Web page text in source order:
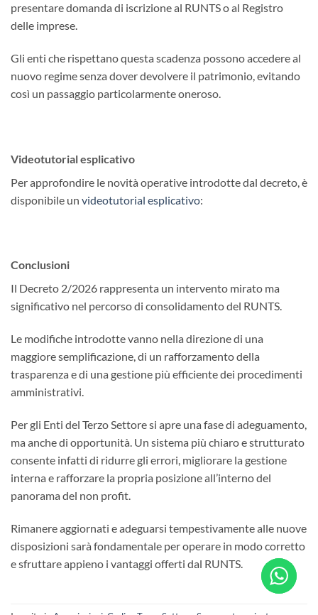
presentare domanda di iscrizione al RUNTS o al Registro
delle imprese.
Gli enti che rispettano questa scadenza possono accedere al
nuovo regime senza dover devolvere il patrimonio, evitando
così un passaggio particolarmente oneroso.
Videotutorial esplicativo
Per approfondire le novità operative introdotte dal decreto, è
disponibile un videotutorial esplicativo:
Conclusioni
Il Decreto 2/2026 rappresenta un intervento mirato ma
significativo nel percorso di consolidamento del RUNTS.
Le modifiche introdotte vanno nella direzione di una
maggiore semplificazione, di un rafforzamento della
trasparenza e di una gestione più efficiente dei procedimenti
amministrativi.
Per gli Enti del Terzo Settore si apre una fase di adeguamento,
ma anche di opportunità. Un sistema più chiaro e strutturato
consente infatti di ridurre gli errori, migliorare la gestione
interna e rafforzare la propria posizione all’interno del
panorama del non profit.
Rimanere aggiornati e adeguarsi tempestivamente alle nuove
disposizioni sarà fondamentale per operare in modo corretto
e sfruttare appieno i vantaggi offerti dal RUNTS.